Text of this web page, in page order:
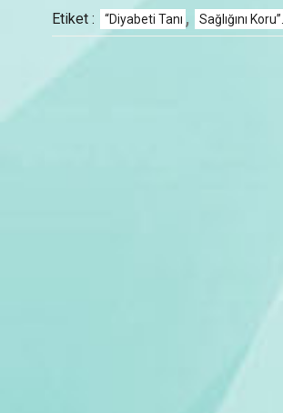
Etiket : “Diyabeti Tanı , Sağlığını Koru”...